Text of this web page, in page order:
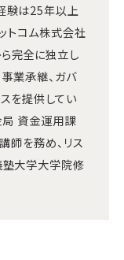
験は25年以上
トコム株式会社
完全に独立し
業承継、ガバ
を提供してい
局 資金運用課
師を務め、リス
塾大学大学院修